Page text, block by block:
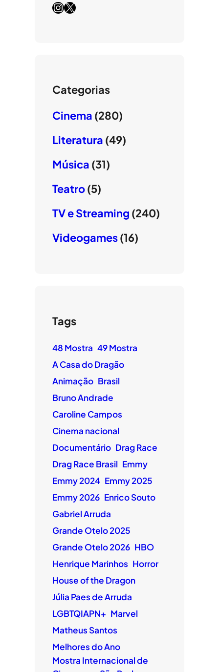
InstagramX
Categorias
Cinema (280)
Literatura (49)
Música (31)
Teatro(5)
TV e Streaming (240)
Videogames(16)
Tags
48 Mostra 49 Mostra
A Casa do Dragão
Animação Brasil
Bruno Andrade
Caroline Campos
Cinema nacional
Documentário Drag Race
Drag Race Brasil Emmy
Emmy 2024 Emmy 2025
Emmy 2026 Enrico Souto
Gabriel Arruda
Grande Otelo 2025
Grande Otelo 2026 HBO
Henrique Marinhos Horror
House of the Dragon
Júlia Paes de Arruda
LGBTQIAPN+ Marvel
Matheus Santos
Melhores do Ano
Mostra Internacional de